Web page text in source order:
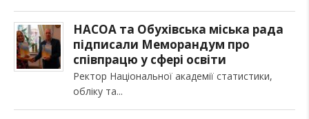
НАСОА та Обухівська міська рада
підписали Меморандум про
співпрацю у сфері освіти
Ректор Національної академії статистики,
обліку та